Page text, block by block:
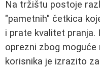
Na tržištu postoje
"pametnih" četkica
i prate kvalitet
oprezni zbog moguće
korisnika je izrazito